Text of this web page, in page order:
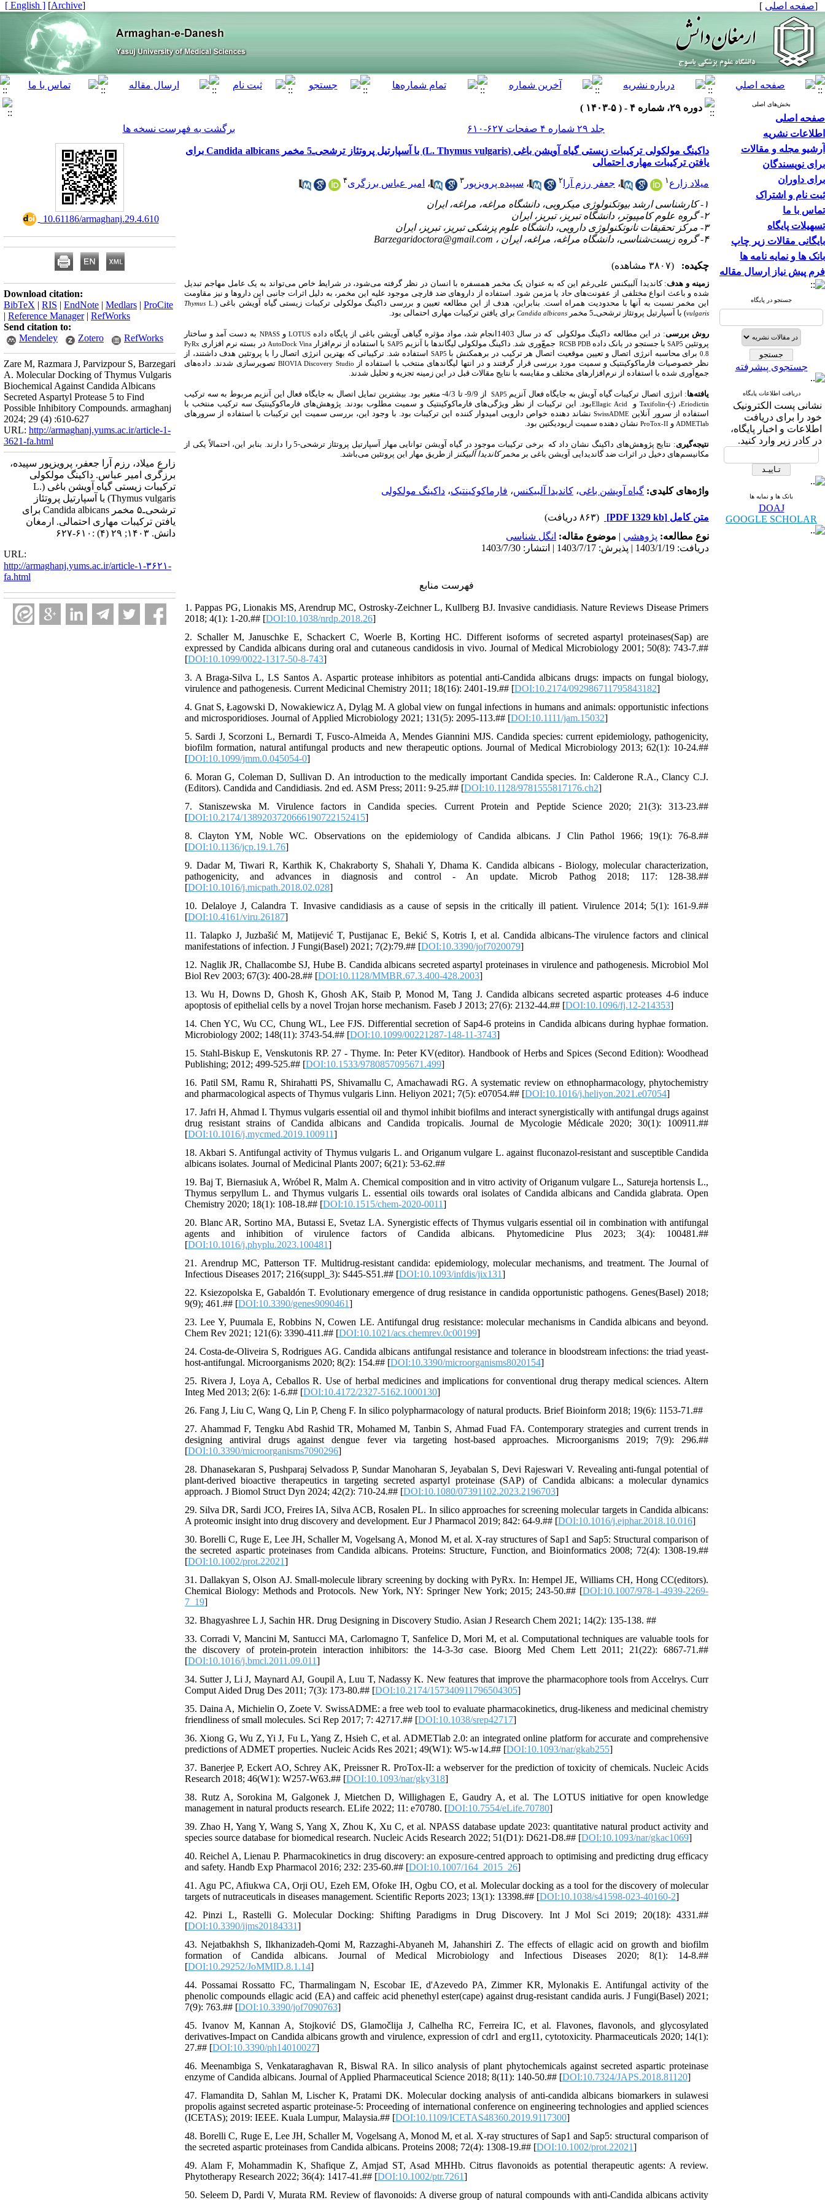
[صفحه اصلی ]
[
Archive
]
[ English ]
بخش‌های اصلی
صفحه اصلی
اطلاعات نشریه
آرشیو مجله و مقالات
برای نویسندگان
برای داوران
ثبت نام و اشتراک
تماس با ما
تسهیلات پایگاه
بایگانی مقالات زیر چاپ
بانک ها و نمایه نامه ها
فرم پیش نیاز ارسال مقاله
جستجو در پایگاه
جستجوی پیشرفته
دریافت اطلاعات پایگاه
نشانی پست الکترونیک
خود را برای دریافت
اطلاعات و اخبار پایگاه،
در کادر زیر وارد کنید.
بانک ها و نمایه ها
DOAJ
GOOGLE SCHOLAR
دوره ۲۹، شماره ۴ - ( ۵-۱۴۰۳ )
جلد ۲۹ شماره ۴ صفحات ۶۲۷-۶۱۰
برگشت به فهرست نسخه ها
داکینگ مولکولی ترکیبات زیستی گیاه آویشن باغی (L. Thymus vulgaris) با آسپارتیل پروتئاز ترشحی‌ـ5 مخمر Candida albicans برای
یافتن ترکیبات مهاری احتمالی
میلاد زارع ۱ ، جعفر رزم آرا ۲ ، سپیده پرویزپور ۳ ، امیر عباس برزگری۴
۱- کارشناسی ارشد بیوتکنولوژی میکروبی، دانشگاه مراغه، مراغه، ایران
۲- گروه علوم کامپیوتر، دانشگاه تبریز، تبریز، ایران
۳- مرکز تحقیقات نانوتکنولوژی دارویی، دانشگاه علوم پزشکی تبریز، تبریز، ایران
۴- گروه زیست‌شناسی، دانشگاه مراغه، مراغه، ایران ،
Barzegaridoctora@gmail.com
چکیده: (۳۸۰۷ مشاهده)
زمینه و هدف: کاندیدا آلبیکنس علی‌رغم این که به عنوان یک مخمر همسفره با انسان در نظر گرفته می‌شود، در شرایط خاص می‌تواند به یک عامل مهاجم تبدیل
شده و باعث انواع مختلفی از عفونت‌های حاد یا مزمن شود. استفاده از داروهای ضد قارچی موجود علیه این مخمر، به دلیل اثرات جانبی این داروها و نیز مقاومت
این مخمر نسبت به آنها با محدودیت همراه است. بنابراین، هدف از این مطالعه تعیین و بررسی داکینگ مولکولی ترکیبات زیستی گیاه آویشن باغی ( L.
Thymus
vulgaris) با آسپارتیل پروتئاز ترشحی‌ـ5 مخمر Candida albicans برای یافتن ترکیبات مهاری احتمالی بود.
روش بررسی: در این مطالعه داکینگ مولکولی که در سال 1403انجام شد، مواد مؤثره گیاهی آویشن باغی از پایگاه داده LOTUS وNPASS به دست آمد و ساختار
پروتئین SAP5 با جستجو در بانک داده RCSB PDB جمع‌ّوری شد. داکینگ مولکولی لیگاندها با آنزیم SAP5 با استفاده از نرم‌افزارAutoDock Vina در بسته نرم افزاری PyRx
0.8برای محاسبه انرژی اتصال و تعیین موقعیت اتصال هر ترکیب در برهمکنش با SAP5 استفاده شد. ترکیباتی که بهترین انرژی اتصال را با پروتئین هدف داشتند، از
نظر خصوصیات فارماکوکینتیک و سمیت مورد بررسی قرار گرفتند و در انتها لیگاندهای منتخب با استفاده از
BIOVIA Discovery Studio تصویرسازی شدند. داده‌های
جمع‌آوری شده با استفاده از نرم‌افزارهای مختلف و مقایسه با نتایج مقالات قبل در این زمینه تجزیه و تحلیل شدند
یافته‌ها: انرژی اتصال ترکیبات گیاه آویش به جایگاه فعال آنزیم SAP5 از 9/9- تا 4/3- متغیر بود. بیشترین تمایل اتصال به جایگاه فعال این آنزیم مربوط به سه ترکیب
Eriodictin، (-)-Taxifolinو Ellagic Acidبود. این ترکیبات از نظر ویژگی‌های فارماکوکینتیک و سمیت مطلوب بودند. پژوهش‌هایفارماکوکینتیک سه ترکیب منتخب با
استفاده از سرور آنلاین SwissADME نشاند دهنده خواص دارویی امیدوار کننده این ترکیبات بود. با وجود این، بررسی سمیت این ترکیبات با استفاده از سرورهای
ADMETlab و ProTox-II نشان دهنده سمیت اریودیکتین بود.
نتیجه‌گیری: نتایج پژوهش‌های داکینگ نشان داد که
برخی ترکیبات موجود در گیاه آویشن توانایی مهار آسپارتیل پروتئاز ترشحی‌-5 را دارند. بنابر این، احتمالاً یکی از
مکانیسم‌های دخیل در اثرات ضد گاندیدایی آویشن باغی بر مخمرکاندیدا آلبیکنز از طریق مهار این پروتئین می‌باشد.
واژه‌های کلیدی: گیاه آویشن باغی، کاندیدا آلبیکنس، فارماکوکینتیک، داکینگ مولکولی
متن کامل [PDF 1329 kb]
(۸۶۳ دریافت)
نوع مطالعه: پژوهشي | موضوع مقاله: انگل شناسی
دریافت: 1403/1/19 | پذیرش: 1403/7/17 | انتشار: 1403/7/30
فهرست منابع
1. Pappas PG, Lionakis MS, Arendrup MC, Ostrosky-Zeichner L, Kullberg BJ. Invasive candidiasis. Nature Reviews Disease Primers
2018; 4(1): 1-20.## [DOI:10.1038/nrdp.2018.26]
2. Schaller M, Januschke E, Schackert C, Woerle B, Korting HC. Different isoforms of secreted aspartyl proteinases(Sap) are
expressed by Candida albicans during oral and cutaneous candidosis in vivo. Journal of Medical Microbiology 2001; 50(8): 743-7.##
[DOI:10.1099/0022-1317-50-8-743]
3. A Braga-Silva L, LS Santos A. Aspartic protease inhibitors as potential anti-Candida albicans drugs: impacts on fungal biology,
virulence and pathogenesis. Current Medicinal Chemistry 2011; 18(16): 2401-19.## [DOI:10.2174/092986711795843182]
4. Gnat S, Łagowski D, Nowakiewicz A, Dyląg M. A global view on fungal infections in humans and animals: opportunistic infections
and microsporidioses. Journal of Applied Microbiology 2021; 131(5): 2095-113.## [DOI:10.1111/jam.15032]
5. Sardi J, Scorzoni L, Bernardi T, Fusco-Almeida A, Mendes Giannini MJS. Candida species: current epidemiology, pathogenicity,
biofilm formation, natural antifungal products and new therapeutic options. Journal of Medical Microbiology 2013; 62(1): 10-24.##
[DOI:10.1099/jmm.0.045054-0]
6. Moran G, Coleman D, Sullivan D. An introduction to the medically important Candida species. In: Calderone R.A., Clancy C.J.
(Editors). Candida and Candidiasis. 2nd ed. ASM Press; 2011: 9-25.## [DOI:10.1128/9781555817176.ch2]
7. Staniszewska M. Virulence factors in Candida species. Current Protein and Peptide Science 2020; 21(3): 313-23.##
[DOI:10.2174/1389203720666190722152415]
8. Clayton YM, Noble WC. Observations on the epidemiology of Candida albicans. J Clin Pathol 1966; 19(1): 76-8.##
[DOI:10.1136/jcp.19.1.76]
9. Dadar M, Tiwari R, Karthik K, Chakraborty S, Shahali Y, Dhama K. Candida albicans - Biology, molecular characterization,
pathogenicity, and advances in diagnosis and control - An update. Microb Pathog 2018; 117: 128-38.##
[DOI:10.1016/j.micpath.2018.02.028]
10. Delaloye J, Calandra T. Invasive candidiasis as a cause of sepsis in the critically ill patient. Virulence 2014; 5(1): 161-9.##
[DOI:10.4161/viru.26187]
11. Talapko J, Juzbašić M, Matijević T, Pustijanac E, Bekić S, Kotris I, et al. Candida albicans-The virulence factors and clinical
manifestations of infection. J Fungi(Basel) 2021; 7(2):79.## [DOI:10.3390/jof7020079]
12. Naglik JR, Challacombe SJ, Hube B. Candida albicans secreted aspartyl proteinases in virulence and pathogenesis. Microbiol Mol
Biol Rev 2003; 67(3): 400-28.## [DOI:10.1128/MMBR.67.3.400-428.2003]
13. Wu H, Downs D, Ghosh K, Ghosh AK, Staib P, Monod M, Tang J. Candida albicans secreted aspartic proteases 4-6 induce
apoptosis of epithelial cells by a novel Trojan horse mechanism. Faseb J 2013; 27(6): 2132-44.## [DOI:10.1096/fj.12-214353]
14. Chen YC, Wu CC, Chung WL, Lee FJS. Differential secretion of Sap4-6 proteins in Candida albicans during hyphae formation.
Microbiology 2002; 148(11): 3743-54.## [DOI:10.1099/00221287-148-11-3743]
15. Stahl-Biskup E, Venskutonis RP. 27 - Thyme. In: Peter KV(editor). Handbook of Herbs and Spices (Second Edition): Woodhead
Publishing; 2012; 499-525.## [DOI:10.1533/9780857095671.499]
16. Patil SM, Ramu R, Shirahatti PS, Shivamallu C, Amachawadi RG. A systematic review on ethnopharmacology, phytochemistry
and pharmacological aspects of Thymus vulgaris Linn. Heliyon 2021; 7(5): e07054.## [DOI:10.1016/j.heliyon.2021.e07054]
17. Jafri H, Ahmad I. Thymus vulgaris essential oil and thymol inhibit biofilms and interact synergistically with antifungal drugs against
drug resistant strains of Candida albicans and Candida tropicalis. Journal de Mycologie Médicale 2020; 30(1): 100911.##
[DOI:10.1016/j.mycmed.2019.100911]
18. Akbari S. Antifungal activity of Thymus vulgaris L. and Origanum vulgare L. against fluconazol-resistant and susceptible Candida
albicans isolates. Journal of Medicinal Plants 2007; 6(21): 53-62.##
19. Baj T, Biernasiuk A, Wróbel R, Malm A. Chemical composition and in vitro activity of Origanum vulgare L., Satureja hortensis L.,
Thymus serpyllum L. and Thymus vulgaris L. essential oils towards oral isolates of Candida albicans and Candida glabrata. Open
Chemistry 2020; 18(1): 108-18.## [DOI:10.1515/chem-2020-0011]
20. Blanc AR, Sortino MA, Butassi E, Svetaz LA. Synergistic effects of Thymus vulgaris essential oil in combination with antifungal
agents and inhibition of virulence factors of Candida albicans. Phytomedicine Plus 2023; 3(4): 100481.##
[DOI:10.1016/j.phyplu.2023.100481]
21. Arendrup MC, Patterson TF. Multidrug-resistant candida: epidemiology, molecular mechanisms, and treatment. The Journal of
Infectious Diseases 2017; 216(suppl_3): S445-S51.## [DOI:10.1093/infdis/jix131]
22. Ksiezopolska E, Gabaldón T. Evolutionary emergence of drug resistance in candida opportunistic pathogens. Genes(Basel) 2018;
9(9); 461.## [DOI:10.3390/genes9090461]
23. Lee Y, Puumala E, Robbins N, Cowen LE. Antifungal drug resistance: molecular mechanisms in Candida albicans and beyond.
Chem Rev 2021; 121(6): 3390-411.## [DOI:10.1021/acs.chemrev.0c00199]
24. Costa-de-Oliveira S, Rodrigues AG. Candida albicans antifungal resistance and tolerance in bloodstream infections: the triad yeast-
host-antifungal. Microorganisms 2020; 8(2): 154.## [DOI:10.3390/microorganisms8020154]
25. Rivera J, Loya A, Ceballos R. Use of herbal medicines and implications for conventional drug therapy medical sciences. Altern
Integ Med 2013; 2(6): 1-6.## [DOI:10.4172/2327-5162.1000130]
26. Fang J, Liu C, Wang Q, Lin P, Cheng F. In silico polypharmacology of natural products. Brief Bioinform 2018; 19(6): 1153-71.##
27. Ahammad F, Tengku Abd Rashid TR, Mohamed M, Tanbin S, Ahmad Fuad FA. Contemporary strategies and current trends in
designing antiviral drugs against dengue fever via targeting host-based approaches. Microorganisms 2019; 7(9): 296.##
[DOI:10.3390/microorganisms7090296]
28. Dhanasekaran S, Pushparaj Selvadoss P, Sundar Manoharan S, Jeyabalan S, Devi Rajeswari V. Revealing anti-fungal potential of
plant-derived bioactive therapeutics in targeting secreted aspartyl proteinase (SAP) of Candida albicans: a molecular dynamics
approach. J Biomol Struct Dyn 2024; 42(2): 710-24.## [DOI:10.1080/07391102.2023.2196703]
29. Silva DR, Sardi JCO, Freires IA, Silva ACB, Rosalen PL. In silico approaches for screening molecular targets in Candida albicans:
A proteomic insight into drug discovery and development. Eur J Pharmacol 2019; 842: 64-9.## [DOI:10.1016/j.ejphar.2018.10.016]
30. Borelli C, Ruge E, Lee JH, Schaller M, Vogelsang A, Monod M, et al. X-ray structures of Sap1 and Sap5: Structural comparison of
the secreted aspartic proteinases from Candida albicans. Proteins: Structure, Function, and Bioinformatics 2008; 72(4): 1308-19.##
[DOI:10.1002/prot.22021]
31. Dallakyan S, Olson AJ. Small-molecule library screening by docking with PyRx. In: Hempel JE, Williams CH, Hong CC(editors).
Chemical Biology: Methods and Protocols. New York, NY: Springer New York; 2015; 243-50.## [DOI:10.1007/978-1-4939-2269-
7_19]
32. Bhagyashree L J, Sachin HR. Drug Designing in Discovery Studio. Asian J Research Chem 2021; 14(2): 135-138. ##
33. Corradi V, Mancini M, Santucci MA, Carlomagno T, Sanfelice D, Mori M, et al. Computational techniques are valuable tools for
the discovery of protein-protein interaction inhibitors: the 14-3-3σ case. Bioorg Med Chem Lett 2011; 21(22): 6867-71.##
[DOI:10.1016/j.bmcl.2011.09.011]
34. Sutter J, Li J, Maynard AJ, Goupil A, Luu T, Nadassy K. New features that improve the pharmacophore tools from Accelrys. Curr
Comput Aided Drug Des 2011; 7(3): 173-80.## [DOI:10.2174/157340911796504305]
35. Daina A, Michielin O, Zoete V. SwissADME: a free web tool to evaluate pharmacokinetics, drug-likeness and medicinal chemistry
friendliness of small molecules. Sci Rep 2017; 7: 42717.## [DOI:10.1038/srep42717]
36. Xiong G, Wu Z, Yi J, Fu L, Yang Z, Hsieh C, et al. ADMETlab 2.0: an integrated online platform for accurate and comprehensive
predictions of ADMET properties. Nucleic Acids Res 2021; 49(W1): W5-w14.## [DOI:10.1093/nar/gkab255]
37. Banerjee P, Eckert AO, Schrey AK, Preissner R. ProTox-II: a webserver for the prediction of toxicity of chemicals. Nucleic Acids
Research 2018; 46(W1): W257-W63.## [DOI:10.1093/nar/gky318]
38. Rutz A, Sorokina M, Galgonek J, Mietchen D, Willighagen E, Gaudry A, et al. The LOTUS initiative for open knowledge
management in natural products research. ELife 2022; 11: e70780. [DOI:10.7554/eLife.70780]
39. Zhao H, Yang Y, Wang S, Yang X, Zhou K, Xu C, et al. NPASS database update 2023: quantitative natural product activity and
species source database for biomedical research. Nucleic Acids Research 2022; 51(D1): D621-D8.## [DOI:10.1093/nar/gkac1069]
40. Reichel A, Lienau P. Pharmacokinetics in drug discovery: an exposure-centred approach to optimising and predicting drug efficacy
and safety. Handb Exp Pharmacol 2016; 232: 235-60.## [DOI:10.1007/164_2015_26]
41. Agu PC, Afiukwa CA, Orji OU, Ezeh EM, Ofoke IH, Ogbu CO, et al. Molecular docking as a tool for the discovery of molecular
targets of nutraceuticals in diseases management. Scientific Reports 2023; 13(1): 13398.## [DOI:10.1038/s41598-023-40160-2]
42. Pinzi L, Rastelli G. Molecular Docking: Shifting Paradigms in Drug Discovery. Int J Mol Sci 2019; 20(18): 4331.##
[DOI:10.3390/ijms20184331]
43. Nejatbakhsh S, Ilkhanizadeh-Qomi M, Razzaghi-Abyaneh M, Jahanshiri Z. The effects of ellagic acid on growth and biofilm
formation of Candida albicans. Journal of Medical Microbiology and Infectious Diseases 2020; 8(1): 14-8.##
[DOI:10.29252/JoMMID.8.1.14]
44. Possamai Rossatto FC, Tharmalingam N, Escobar IE, d'Azevedo PA, Zimmer KR, Mylonakis E. Antifungal activity of the
phenolic compounds ellagic acid (EA) and caffeic acid phenethyl ester(cape) against drug-resistant candida auris. J Fungi(Basel) 2021;
7(9): 763.## [DOI:10.3390/jof7090763]
45. Ivanov M, Kannan A, Stojković DS, Glamočlija J, Calhelha RC, Ferreira IC, et al. Flavones, flavonols, and glycosylated
derivatives-Impact on Candida albicans growth and virulence, expression of cdr1 and erg11, cytotoxicity. Pharmaceuticals 2020; 14(1):
27.## [DOI:10.3390/ph14010027]
46. Meenambiga S, Venkataraghavan R, Biswal RA. In silico analysis of plant phytochemicals against secreted aspartic proteinase
enzyme of Candida albicans. Journal of Applied Pharmaceutical Science 2018; 8(11): 140-50.## [DOI:10.7324/JAPS.2018.81120]
47. Flamandita D, Sahlan M, Lischer K, Pratami DK. Molecular docking analysis of anti-candida albicans biomarkers in sulawesi
propolis against secreted aspartic proteinase-5: Proceeding of international conference on engineering technologies and applied sciences
(ICETAS); 2019: IEEE. Kuala Lumpur, Malaysia.## [DOI:10.1109/ICETAS48360.2019.9117300]
48. Borelli C, Ruge E, Lee JH, Schaller M, Vogelsang A, Monod M, et al. X-ray structures of Sap1 and Sap5: structural comparison of
the secreted aspartic proteinases from Candida albicans. Proteins 2008; 72(4): 1308-19.## [DOI:10.1002/prot.22021]
49. Alam F, Mohammadin K, Shafique Z, Amjad ST, Asad MHHb. Citrus flavonoids as potential therapeutic agents: A review.
Phytotherapy Research 2022; 36(4): 1417-41.## [DOI:10.1002/ptr.7261]
50. Seleem D, Pardi V, Murata RM. Review of flavonoids: A diverse group of natural compounds with anti-Candida albicans activity
‎ 10.61186/armaghanj.29.4.610
Download citation:
BibTeX | RIS | EndNote | Medlars | ProCite
| Reference Manager| RefWorks
Send citation to:
Mendeley
Zotero RefWorks
Zare M, Razmara J, Parvizpour S, Barzegari
A. Molecular Docking of Thymus Vulgaris
Biochemical Against Candida Albicans
Secreted Aspartyl Protease 5 to Find
Possible Inhibitory Compounds. armaghanj
2024; 29 (4) :610-627
URL: http://armaghanj.yums.ac.ir/article-1-
3621-fa.html
زارع میلاد، رزم آرا جعفر، پرویزپور سپیده،
برزگری امیر عباس. داکینگ مولکولی
ترکیبات زیستی گیاه آویشن باغی (L.
Thymus vulgaris) با آسپارتیل پروتئاز
ترشحی‌ـ۵ مخمر Candida albicans برای
یافتن ترکیبات مهاری احتمالی. ارمغان
دانش. ۱۴۰۳; ۲۹ (۴) :۶۱۰-۶۲۷
URL:
http://armaghanj.yums.ac.ir/article-۱-۳۶۲۱-
fa.html